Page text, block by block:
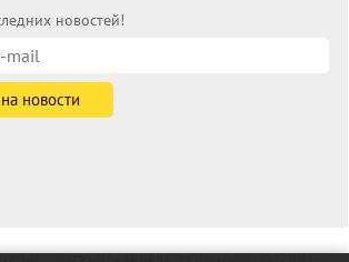
новостей!